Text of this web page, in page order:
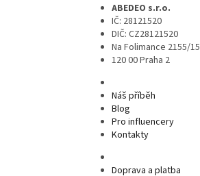
ABEDEO s.r.o.
IČ: 28121520
DIČ: CZ28121520
Na Folimance 2155/15
120 00 Praha 2
Náš příběh
Blog
Pro influencery
Kontakty
Doprava a platba